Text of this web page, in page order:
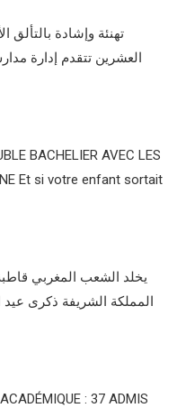
تهنئة وإشادة بالتألق
العشرين تتقدم إدارة
BACHELIER AVEC LES
Et si votre enfant sortait
يخلد الشعب المغربي
المملكة الشريفة ذكرى عيد
: 37 ADMIS